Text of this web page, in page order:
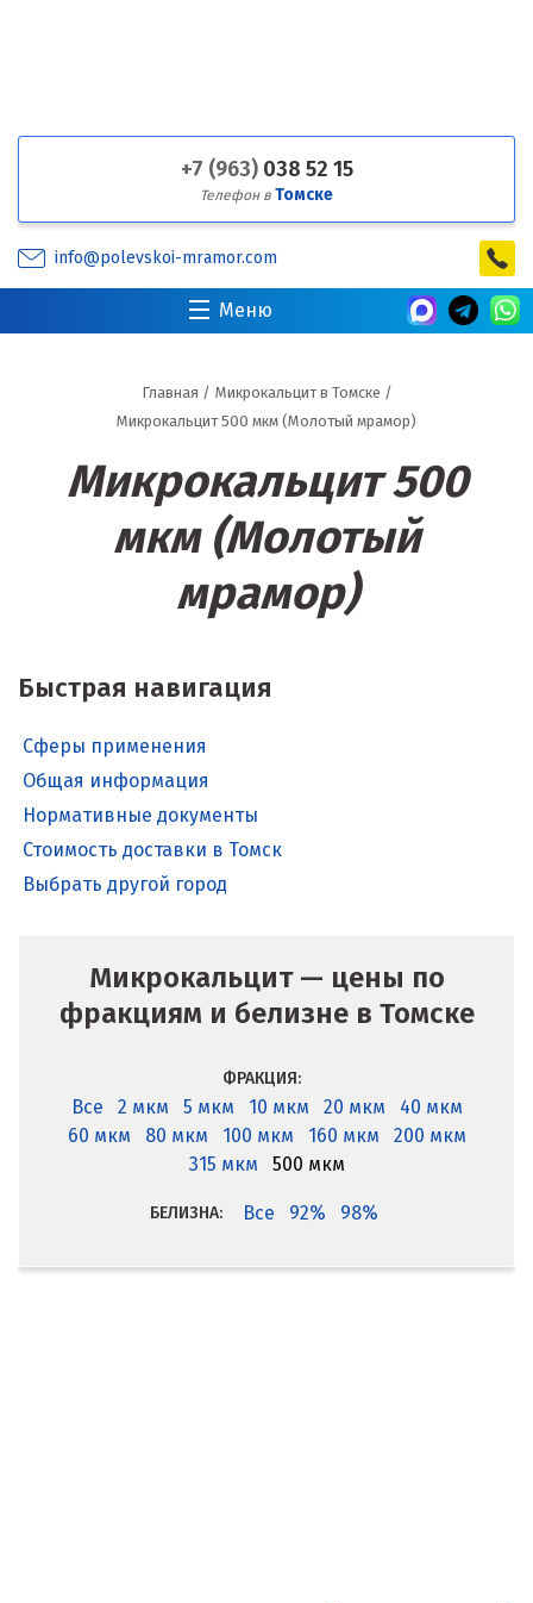
+7 (963) 038 52 15
Телефон в Томске
info@polevskoi-mramor.com
Меню
Главная / Микрокальцит в Томске /
Микрокальцит 500 мкм (Молотый мрамор)
Микрокальцит 500
мкм (Молотый
мрамор)
Быстрая навигация
Сферы применения
Общая информация
Нормативные документы
Стоимость доставки в Томск
Выбрать другой город
Микрокальцит — цены по
фракциям и белизне в Томске
ФРАКЦИЯ:
Все 2 мкм 5 мкм 10 мкм 20 мкм
40 мкм
60 мкм
80 мкм 100 мкм 160 мкм
200 мкм
315 мкм
500 мкм
БЕЛИЗНА: Все 92% 98%